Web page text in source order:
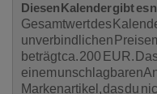
Diesen Kalender gibt es
Gesamtwert des
unverbindlichen
beträgt ca. 200 EUR.
einem unschlagbaren
Markenartikel, das du